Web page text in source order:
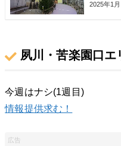
2025年1
夙川・苦楽園口エ
今週はナシ(1週目)
情報提供求む！